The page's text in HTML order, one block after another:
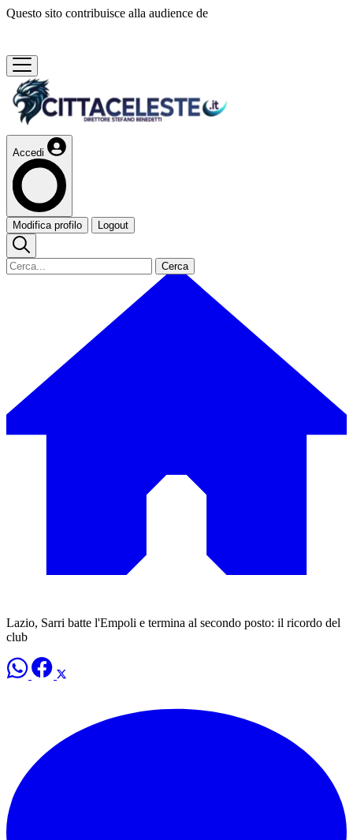
Questo sito contribuisce alla audience de
Accedi
Modifica profilo Logout
Cerca
Lazio, Sarri batte l'Empoli e termina al secondo posto: il ricordo del
club